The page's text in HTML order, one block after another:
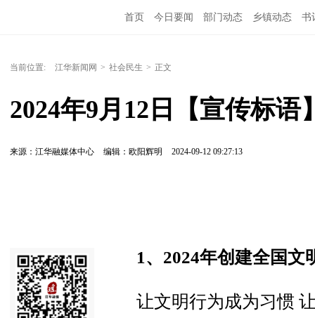
首页 今日要闻 部门动态 乡镇动态 书
当前位置: 江华新闻网 > 社会民生 > 正文
2024年9月12日【宣传标语
来源：江华融媒体中心 编辑：欧阳辉明 2024-09-12 09:27:13
1、2024年创建全国文
让文明行为成为习惯